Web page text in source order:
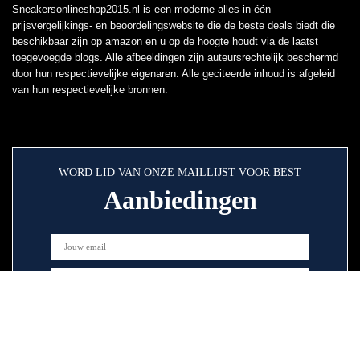
Sneakersonlineshop2015.nl is een moderne alles-in-één
prijsvergelijkings- en beoordelingswebsite die de beste deals biedt die
beschikbaar zijn op amazon en u op de hoogte houdt via de laatst
toegevoegde blogs. Alle afbeeldingen zijn auteursrechtelijk beschermd
door hun respectievelijke eigenaren. Alle geciteerde inhoud is afgeleid
van hun respectievelijke bronnen.
WORD LID VAN ONZE MAILLIJST VOOR BEST
Aanbiedingen